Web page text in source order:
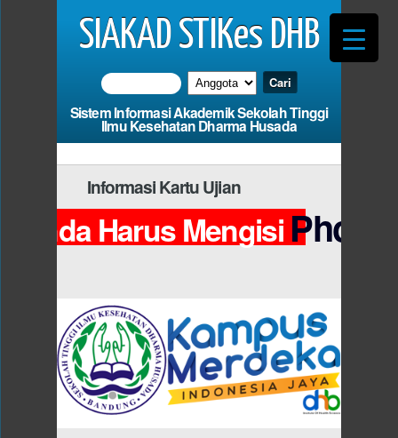
SIAKAD STIKes DHB
Sistem Informasi Akademik Sekolah Tinggi
Ilmu Kesehatan Dharma Husada
Informasi Kartu Ujian
Harus MengisiPhoto